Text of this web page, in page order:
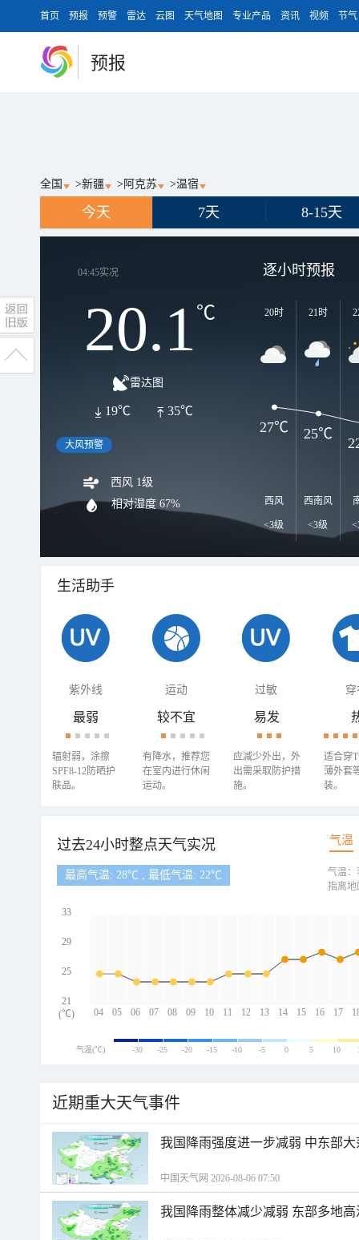
首页 预报 预警 雷达 云图 天气地图 专业产品 资讯 视频 节气
预报
全国 >新疆 > 阿克苏 >温宿
今天 7天 8-15天
04:45实况
20.1℃
雷达图
35℃
19℃
大风预警
西风 1级
相对湿度 67%
逐小时预报
20时
西风
<3级
21时
西南风
<3级
27℃ 25℃
生活助手
紫外线 运动 过敏 穿
最弱
辐射弱，涂擦
SPF8-12防晒护
肤品。
较不宜
有降水，推荐您
在室内进行休闲
运动。
易发
应减少外出，外
出需采取防护措
施。
适合穿
薄外套
装。
过去24小时整点天气实况 气温
最高气温: 28℃ , 最低气温: 22℃
04 05 06 07 08 09 10 11 12 13 14 15 16 17
33
29
25
21
(℃)
气温：
指离地
气温(℃) -30 -25 -20 -15 -10 -5 0 5 10
近期重大天气事件
我国降雨强度进一步减弱 中东部
中国天气网 2026-08-06 07:50
我国降雨整体减少减弱 东部多地